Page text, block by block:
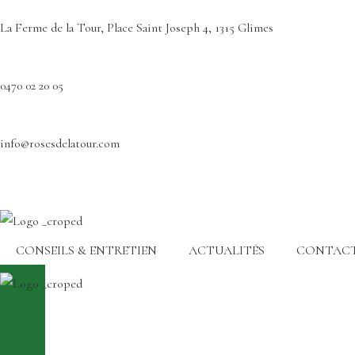
La Ferme de la Tour, Place Saint Joseph 4, 1315 Glimes
0470 02 20 05
info@rosesdelatour.com
CONSEILS & ENTRETIEN ACTUALITÉS